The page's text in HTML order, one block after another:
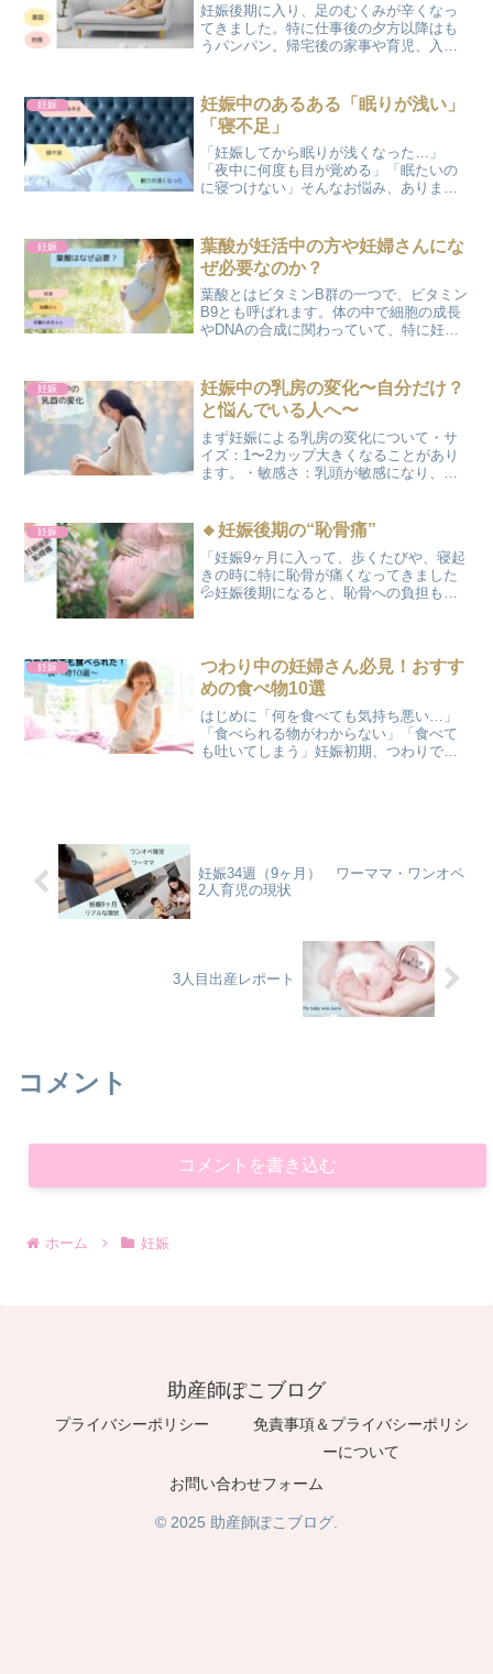
妊娠後期に入り、足のむくみが辛くなっ
てきました。特に仕事後の夕方以降はも
うパンパン。帰宅後の家事や育児、入浴
の「むくみ」についてご紹介します。妊
娠中のむくみの原因ホルモ...
妊娠
妊娠中のあるある「眠りが浅い」
「寝不足」
「妊娠してから眠りが浅くなった…」
「夜中に何度も目が覚める」「眠たいの
に寝つけない」そんなお悩み、ありませ
たりして寝不足感を感じる日々です。ま
だ仕事をしていますが、日...
妊娠
葉酸が妊活中の方や妊婦さんにな
ぜ必要なのか？
葉酸とはビタミンB群の一つで、ビタミン
B9とも呼ばれます。体の中で細胞の成長
やDNAの合成に関わっていて、特に妊娠
は、血液をつくる働きやホルモンバラン
スを整える作用もあり...
妊娠
妊娠中の乳房の変化〜自分だけ？
と悩んでいる人へ〜
まず妊娠による乳房の変化について・サ
イズ：1〜2カップ大きくなることがあり
ます。・敏感さ：乳頭が敏感になり、痛
す。・乳汁の分泌：初乳と言われる母乳
が出てくることがありま...
妊娠 🔸妊娠後期の“恥骨痛”
「妊娠9ヶ月に入って、歩くたびや、寝起
きの時に特に恥骨が痛くなってきました
💦妊娠後期になると、恥骨への負担も大
原因・対策・いつ受診す...
妊娠
つわり中の妊婦さん必見！おすす
めの食べ物10選
はじめに「何を食べても気持ち悪い…」
「食べられる物がわからない」「食べて
も吐いてしまう」妊娠初期、つわりで悩
妊娠34週（9ヶ月） ワーママ・ワンオペ
2人育児の現状
3人目出産レポート
コメント
コメントを書き込む
ホーム 妊娠
助産師ぽこブログ
プライバシーポリシー
免責事項＆プライバシーポリシ
ーについて
お問い合わせフォーム
© 2025 助産師ぽこブログ.